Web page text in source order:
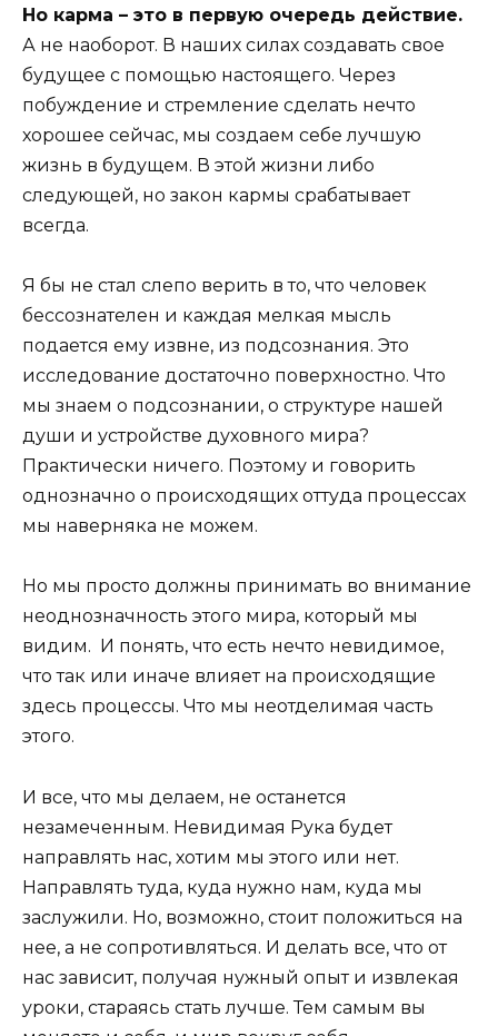
Но карма – это в первую очередь действие.
А не наоборот. В наших силах создавать свое
будущее с помощью настоящего. Через
побуждение и стремление сделать нечто
хорошее сейчас, мы создаем себе лучшую
жизнь в будущем. В этой жизни либо
следующей, но закон кармы срабатывает
всегда.
Я бы не стал слепо верить в то, что человек
бессознателен и каждая мелкая мысль
подается ему извне, из подсознания. Это
исследование достаточно поверхностно. Что
мы знаем о подсознании, о структуре нашей
души и устройстве духовного мира?
Практически ничего. Поэтому и говорить
однозначно о происходящих оттуда процессах
мы наверняка не можем.
Но мы просто должны принимать во внимание
неоднозначность этого мира, который мы
видим. И понять, что есть нечто невидимое,
что так или иначе влияет на происходящие
здесь процессы. Что мы неотделимая часть
этого.
И все, что мы делаем, не останется
незамеченным. Невидимая Рука будет
направлять нас, хотим мы этого или нет.
Направлять туда, куда нужно нам, куда мы
заслужили. Но, возможно, стоит положиться на
нее, а не сопротивляться. И делать все, что от
нас зависит, получая нужный опыт и извлекая
уроки, стараясь стать лучше. Тем самым вы